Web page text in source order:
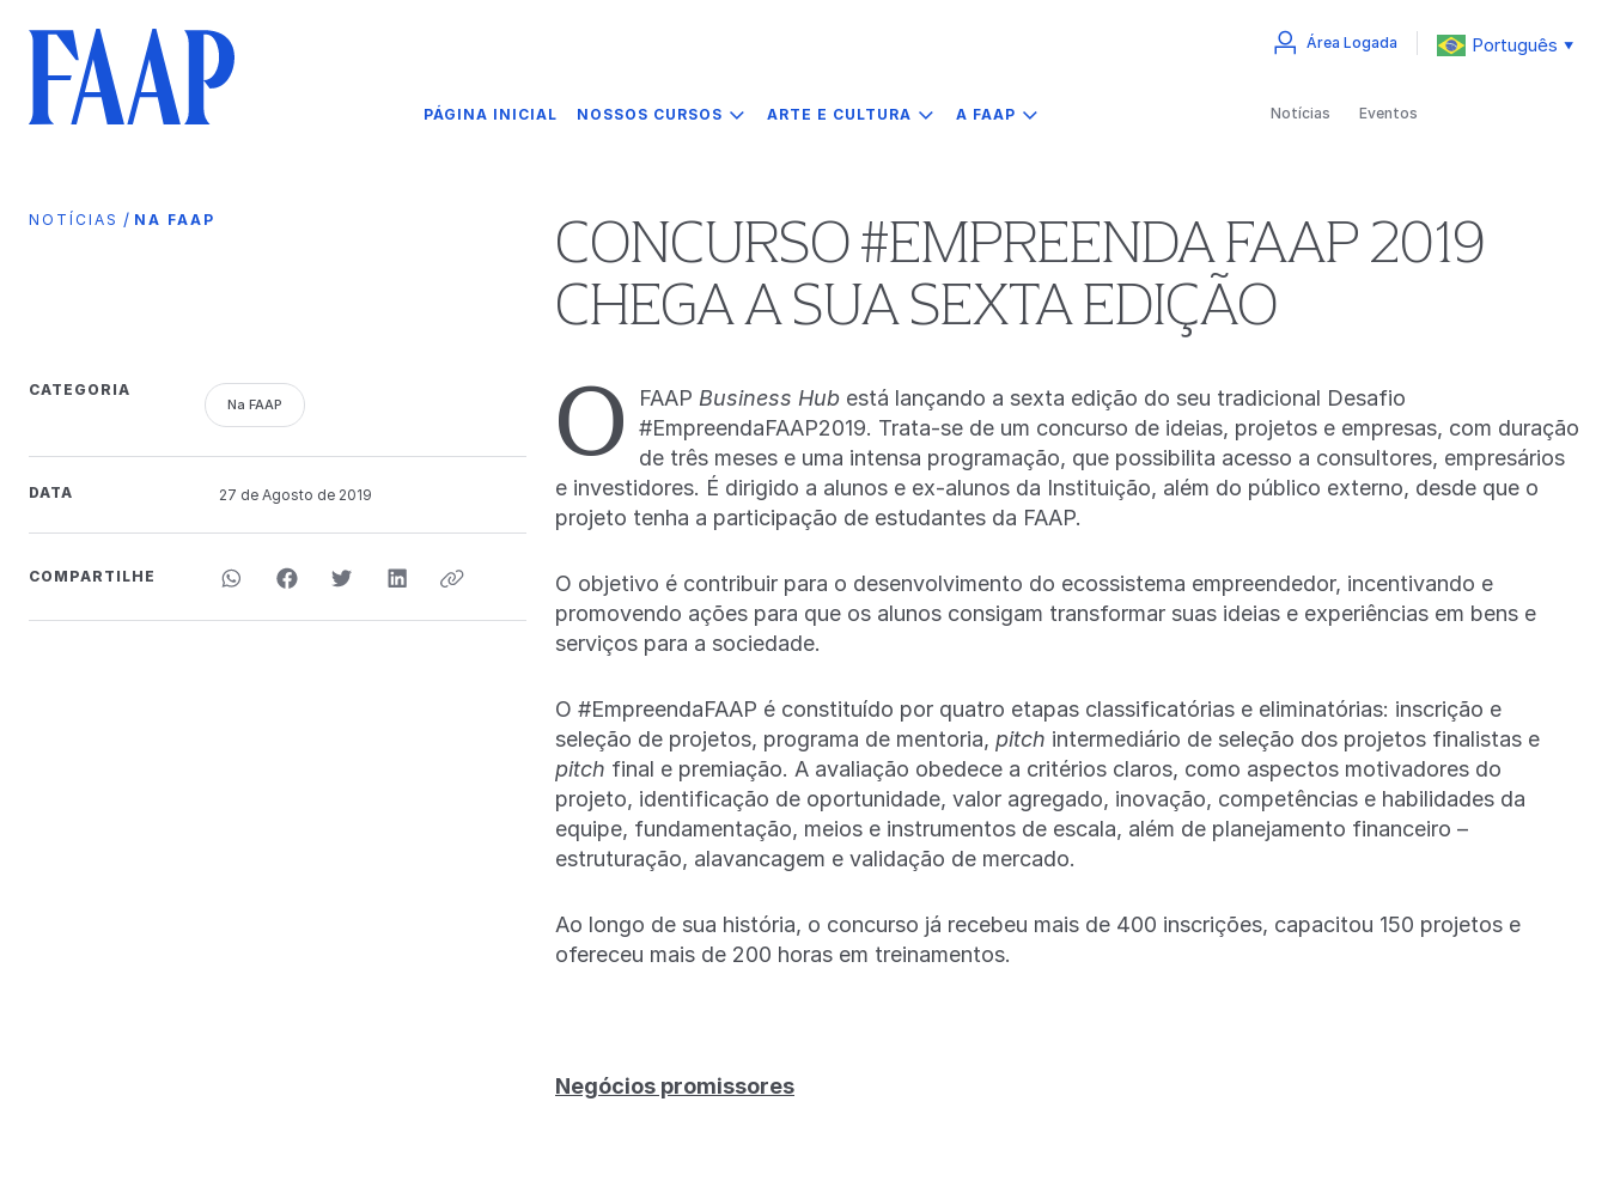
PÁGINA INICIAL NOSSOS CURSOS ARTE E CULTURA A FAAP
Área Logada Português ▼
Notícias Eventos
NOTÍCIAS / NA FAAP
CONCURSO #EMPREENDA FAAP 2019
CHEGA A SUA SEXTA EDIÇÃO
CATEGORIA
Na FAAP
DATA 27 de Agosto de 2019
COMPARTILHE
O FAAP Business Hub está lançando a sexta edição do seu tradicional Desafio
#EmpreendaFAAP2019. Trata-se de um concurso de ideias, projetos e empresas, com duração
de três meses e uma intensa programação, que possibilita acesso a consultores, empresários
e investidores. É dirigido a alunos e ex-alunos da Instituição, além do público externo, desde que o
projeto tenha a participação de estudantes da FAAP.
O objetivo é contribuir para o desenvolvimento do ecossistema empreendedor, incentivando e
promovendo ações para que os alunos consigam transformar suas ideias e experiências em bens e
serviços para a sociedade.
O #EmpreendaFAAP é constituído por quatro etapas classificatórias e eliminatórias: inscrição e
seleção de projetos, programa de mentoria, pitch intermediário de seleção dos projetos finalistas e
pitch final e premiação. A avaliação obedece a critérios claros, como aspectos motivadores do
projeto, identificação de oportunidade, valor agregado, inovação, competências e habilidades da
equipe, fundamentação, meios e instrumentos de escala, além de planejamento financeiro –
estruturação, alavancagem e validação de mercado.
Ao longo de sua história, o concurso já recebeu mais de 400 inscrições, capacitou 150 projetos e
ofereceu mais de 200 horas em treinamentos.
Negócios promissores